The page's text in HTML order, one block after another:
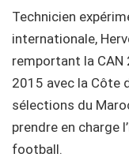
Technicien
internationale,
remportant la CAN
2015 avec la Côte
sélections du
prendre en charge
football.